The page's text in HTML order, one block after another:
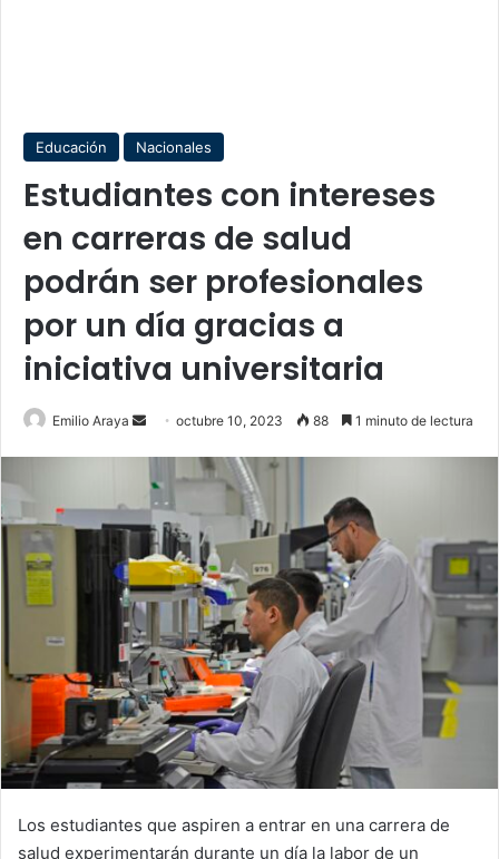
Educación Nacionales
Estudiantes con intereses
en carreras de salud
podrán ser profesionales
por un día gracias a
iniciativa universitaria
Emilio Araya
Sendoctubre 10, 2023 88 1 minuto de lectura
Los estudiantes que aspiren a entrar en una carrera de
salud experimentarán durante un día la labor de un